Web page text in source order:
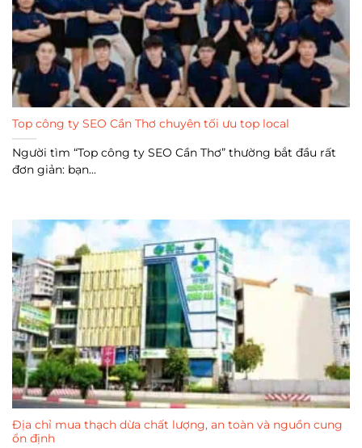
Top công ty SEO Cần Thơ chuyên tối ưu top local
Người tìm “Top công ty SEO Cần Thơ” thường bắt đầu rất
đơn giản: bạn...
Địa chỉ mua thạch dừa chất lượng, an toàn và nguồn cung
ổn định